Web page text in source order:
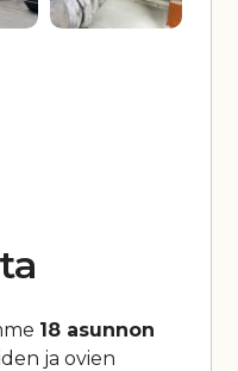
18 asunnon
ja ovien